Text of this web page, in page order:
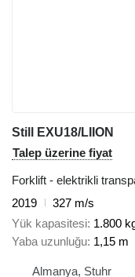
Still EXU18/LIION
Talep üzerine fiyat
Forklift - elektrikli
2019
327 m/s
Yük kapasitesi 1.800
Yaba uzunluğu 1,15 m
Almanya, Stuhr